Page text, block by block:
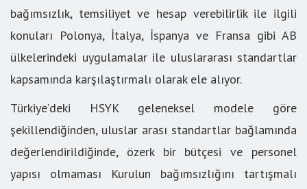
bağımsızlık, temsiliyet ve hesap verebilirlik ile ilgili
konuları Polonya, İtalya, İspanya ve Fransa gibi AB
ülkelerindeki uygulamalar ile uluslararası standartlar
kapsamında karşılaştırmalı olarak ele alıyor.
Türkiye’deki HSYK geleneksel modele göre
şekillendiğinden, uluslar arası standartlar bağlamında
değerlendirildiğinde, özerk bir bütçesi ve personel
yapısı olmaması Kurulun bağımsızlığını tartışmalı